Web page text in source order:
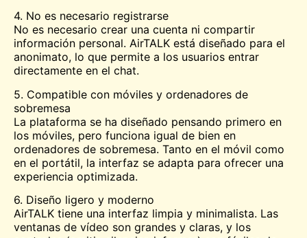
4. No es necesario registrarse
No es necesario crear una cuenta ni compartir
información personal. AirTALK está diseñado para el
anonimato, lo que permite a los usuarios entrar
directamente en el chat.
5. Compatible con móviles y ordenadores de
sobremesa
La plataforma se ha diseñado pensando primero en
los móviles, pero funciona igual de bien en
ordenadores de sobremesa. Tanto en el móvil como
en el portátil, la interfaz se adapta para ofrecer una
experiencia optimizada.
6. Diseño ligero y moderno
AirTALK tiene una interfaz limpia y minimalista. Las
ventanas de vídeo son grandes y claras, y los